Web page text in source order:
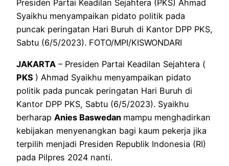
Presiden Partai Keadilan Sejahtera (PKS) Ahmad
Syaikhu menyampaikan pidato politik pada
puncak peringatan Hari Buruh di Kantor DPP PKS,
Sabtu (6/5/2023). FOTO/MPI/KISWONDARI
JAKARTA – Presiden Partai Keadilan Sejahtera (
PKS ) Ahmad Syaikhu menyampaikan pidato
politik pada puncak peringatan Hari Buruh di
Kantor DPP PKS, Sabtu (6/5/2023). Syaikhu
berharap Anies Baswedan mampu menghadirkan
kebijakan menyenangkan bagi kaum pekerja jika
terpilih menjadi Presiden Republik Indonesia (RI)
pada Pilpres 2024 nanti.